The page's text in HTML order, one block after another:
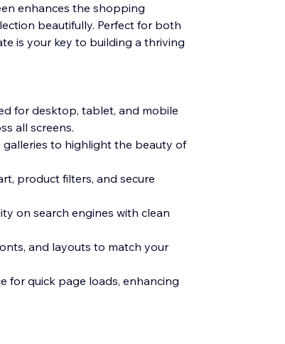
enhances the shopping
beautifully. Perfect for both
is your key to building a thriving
for desktop, tablet, and mobile
all screens.
galleries to highlight the beauty of
product filters, and secure
on search engines with clean
and layouts to match your
for quick page loads, enhancing